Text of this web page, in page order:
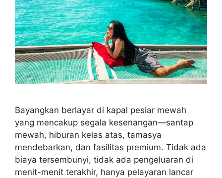
Bayangkan berlayar di kapal pesiar mewah
yang mencakup segala kesenangan—santap
mewah, hiburan kelas atas, tamasya
mendebarkan, dan fasilitas premium. Tidak ada
biaya tersembunyi, tidak ada pengeluaran di
menit-menit terakhir, hanya pelayaran lancar